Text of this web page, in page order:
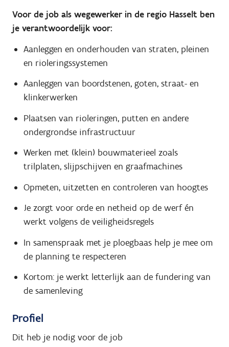
Voor de job als wegewerker in de regio Hasselt ben
je verantwoordelijk voor:
Aanleggen en onderhouden van straten, pleinen
en rioleringssystemen
Aanleggen van boordstenen, goten, straat- en
klinkerwerken
Plaatsen van rioleringen, putten en andere
ondergrondse infrastructuur
Werken met (klein) bouwmaterieel zoals
trilplaten, slijpschijven en graafmachines
Opmeten, uitzetten en controleren van hoogtes
Je zorgt voor orde en netheid op de werf én
werkt volgens de veiligheidsregels
In samenspraak met je ploegbaas help je mee om
de planning te respecteren
Kortom: je werkt letterlijk aan de fundering van
de samenleving
Profiel
Dit heb je nodig voor de job